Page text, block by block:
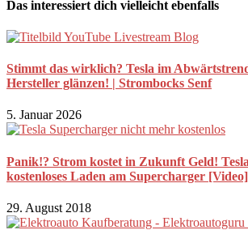
Das interessiert dich vielleicht ebenfalls
Stimmt das wirklich? Tesla im
Hersteller glänzen! | Strombocks Senf
5. Januar 2026
Panik!? Strom kostet in Zukunft Geld!
kostenloses Laden am Supercharger [Video]
29. August 2018